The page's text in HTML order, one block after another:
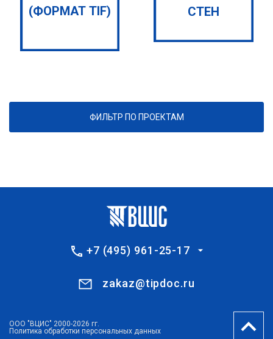
(ФОРМАТ TIF)
СТЕН
ФИЛЬТР ПО ПРОЕКТАМ
+7 (495) 961-25-17
zakaz@tipdoc.ru
ООО "ВЦИС" 2000-2026 гг.
Политика обработки персональных данных